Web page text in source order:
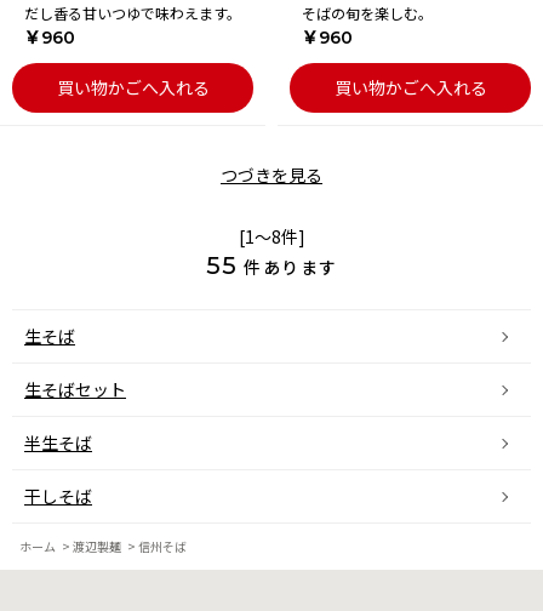
だし香る甘いつゆで味わえます。
￥960
買い物かごへ入れる
そばの旬を楽しむ。
￥960
買い物かごへ入れる
つづきを見る
[1～8件]
55 件あります
生そば
生そばセット
半生そば
干しそば
ホーム > 渡辺製麺 > 信州そば